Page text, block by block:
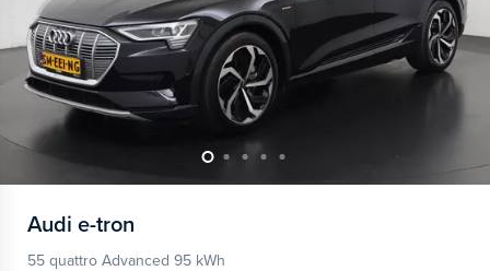
Audi e-tron
55 quattro Advanced 95 kWh